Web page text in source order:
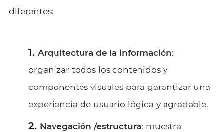
diferentes:
Arquitectura de la información:
organizar todos los contenidos y
componentes visuales para garantizar una
experiencia de usuario lógica y agradable.
Navegación /estructura: muestra